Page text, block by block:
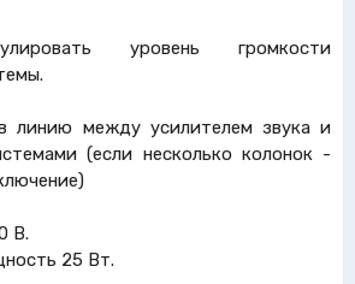
уровень громкости
в линию между усилителем звука и
(если несколько колонок -
В.
25 Вт.